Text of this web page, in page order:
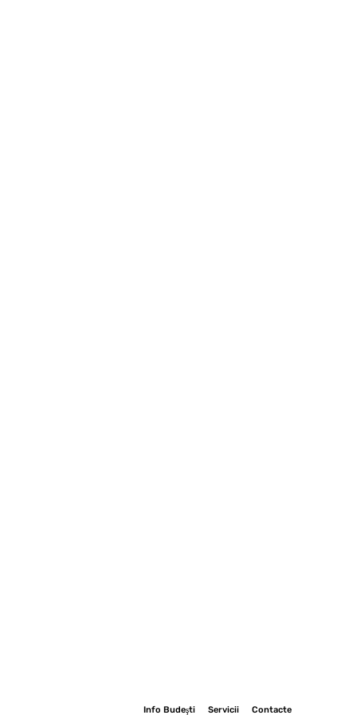
Info Budeşti Servicii Contacte